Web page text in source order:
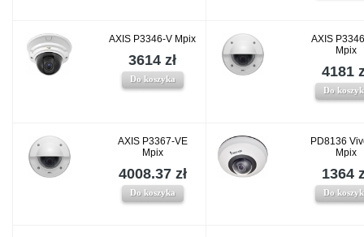
AXIS P3346-V Mpix
3614 zł
Do koszyka
AXIS
Mpix
4181
Do
AXIS P3367-VE
Mpix
4008.37 zł
Do koszyka
PD8136
Mpix
1364
Do